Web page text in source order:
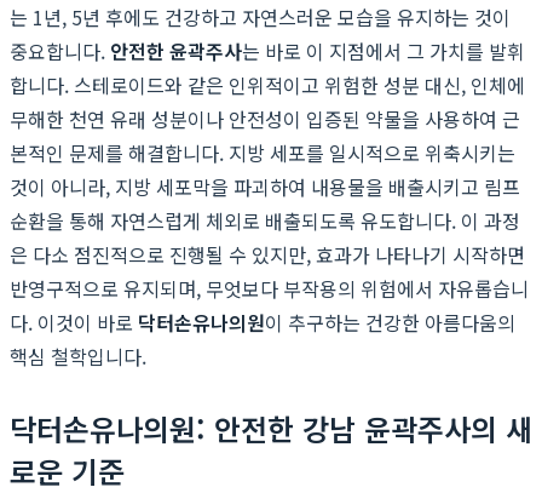
는 1년, 5년 후에도 건강하고 자연스러운 모습을 유지하는 것이
중요합니다. 안전한 윤곽주사는 바로 이 지점에서 그 가치를 발휘
합니다. 스테로이드와 같은 인위적이고 위험한 성분 대신, 인체에
무해한 천연 유래 성분이나 안전성이 입증된 약물을 사용하여 근
본적인 문제를 해결합니다. 지방 세포를 일시적으로 위축시키는
것이 아니라, 지방 세포막을 파괴하여 내용물을 배출시키고 림프
순환을 통해 자연스럽게 체외로 배출되도록 유도합니다. 이 과정
은 다소 점진적으로 진행될 수 있지만, 효과가 나타나기 시작하면
반영구적으로 유지되며, 무엇보다 부작용의 위험에서 자유롭습니
다. 이것이 바로 닥터손유나의원이 추구하는 건강한 아름다움의
핵심 철학입니다.
닥터손유나의원: 안전한 강남 윤곽주사의 새
로운 기준